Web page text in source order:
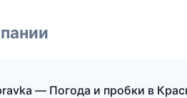
— Погода и пробки в